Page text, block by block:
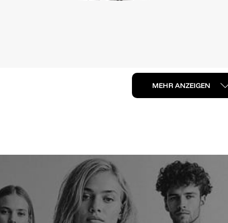
MEHR ANZEIGEN